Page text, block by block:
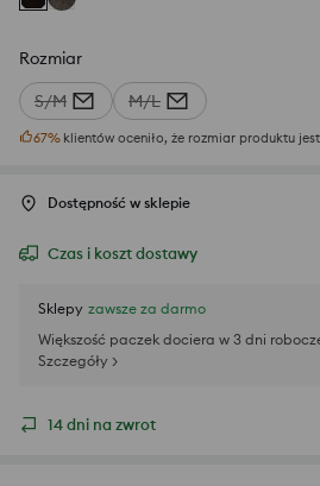
Rozmiar
S/M M/L
67% klientów oceniło, że rozmiar produktu
Dostępność w sklepie
Czas i koszt dostawy
Sklepy zawsze za darmo
Większość paczek dociera w 3 dni
Szczegóły >
14 dni na zwrot